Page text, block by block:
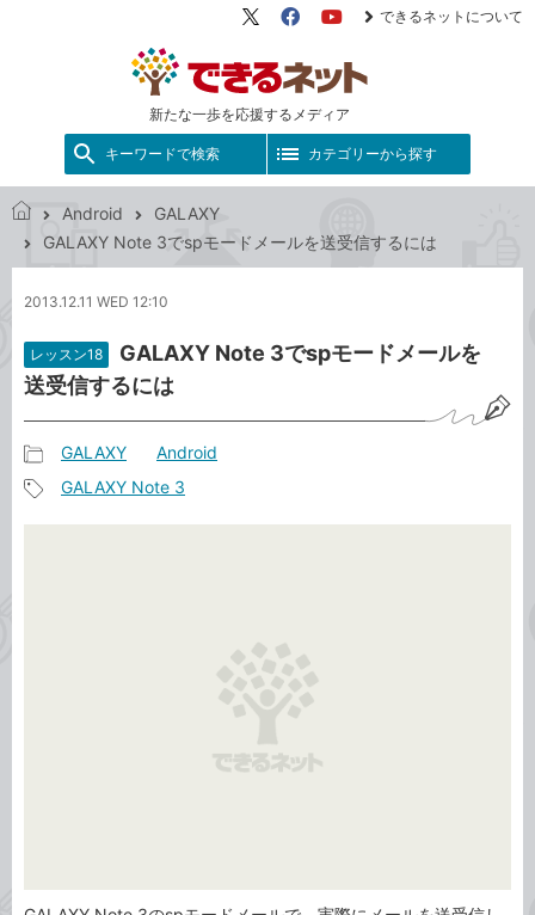
新たな一歩を応援するメディア
X（旧
FacebookYouTube
できるネットについて
キーワードで検索 カテゴリーから探す
で
ネ
ト
Android
GALAXY
GALAXY Note 3でspモードメールを送受信するには
2013.12.11 WED 12:10
レッスン18
GALAXY Note 3でspモードメールを
送受信するには
事
カ
GALAXY Android
GALAXY Note 3